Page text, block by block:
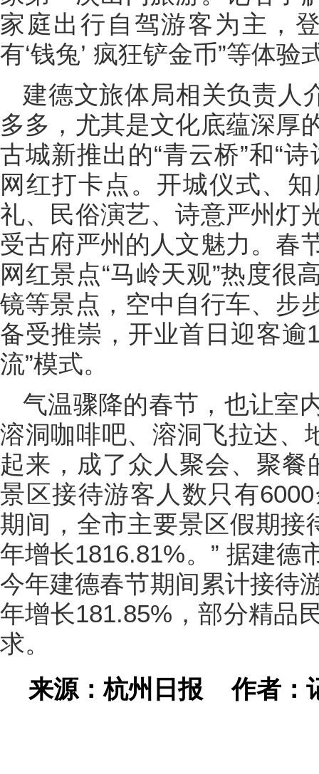
家庭出行自驾游客为主，
有‘钱兔’ 疯狂铲金币”等体
建德文旅体局相关负责人
多多，尤其是文化底蕴深厚
古城新推出的“青云桥”和“
网红打卡点。开城仪式、
礼、民俗演艺、诗意严州灯
受古府严州的人文魅力。春
网红景点“马岭天观”热度很
镜等景点，空中自行车、步
备受推崇，开业首日迎客逾
流”模式。
气温骤降的春节，也让室
溶洞咖啡吧、溶洞飞拉达、
起来，成了众人聚会、聚餐
景区接待游客人数只有
期间，全市主要景区假期接
年增长1816.81%。” 据建德
今年建德春节期间累计接待
年增长181.85%，部分精品
求。
来源：杭州日报作者：